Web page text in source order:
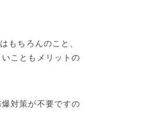
もちろんのこと、
こともメリットの
対策が不要ですの